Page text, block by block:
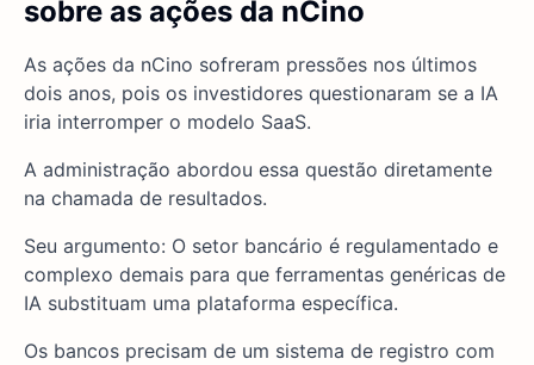
sobre as ações da nCino
As ações da nCino sofreram pressões nos últimos
dois anos, pois os investidores questionaram se a IA
iria interromper o modelo SaaS.
A administração abordou essa questão diretamente
na chamada de resultados.
Seu argumento: O setor bancário é regulamentado e
complexo demais para que ferramentas genéricas de
IA substituam uma plataforma específica.
Os bancos precisam de um sistema de registro com